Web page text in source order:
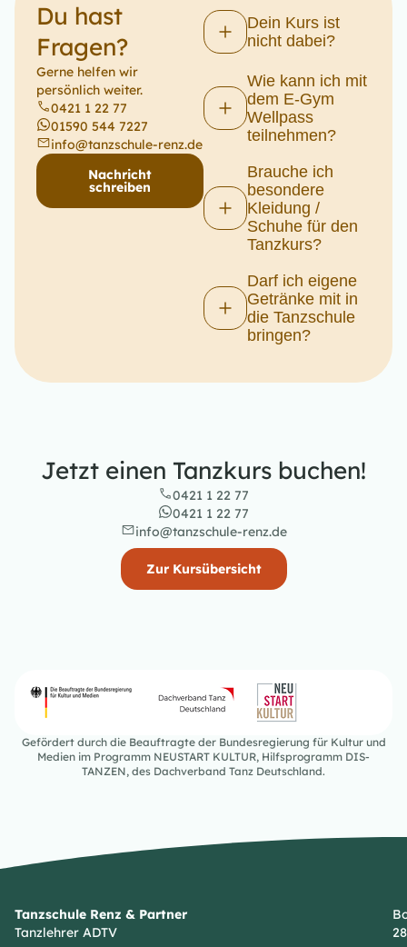
Du hast
Fragen?
Gerne helfen wir
persönlich weiter.
0421 1 22 77
01590 544 7227
info@tanzschule-renz.de
Nachricht
schreiben
Dein Kurs ist
nicht dabei?
Wie kann ich mit
dem E-Gym
Wellpass
teilnehmen?
Brauche ich
besondere
Kleidung /
Schuhe für den
Tanzkurs?
Darf ich eigene
Getränke mit in
die Tanzschule
bringen?
Jetzt einen Tanzkurs buchen!
0421 1 22 77
0421 1 22 77
info@tanzschule-renz.de
Zur Kursübersicht
Gefördert durch die Beauftragte der Bundesregierung für Kultur und
Medien im Programm NEUSTART KULTUR, Hilfsprogramm DIS-
TANZEN, des Dachverband Tanz Deutschland.
Tanzschule Renz & Partner
Tanzlehrer ADTV